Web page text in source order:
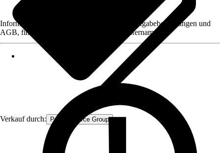
Verkauf durch: Procommerce Group
Informationen des Verkäufers, wie z. B. Rückgabebedingungen und
AGB, finden Sie bei Klick auf den Verkäufernamen.